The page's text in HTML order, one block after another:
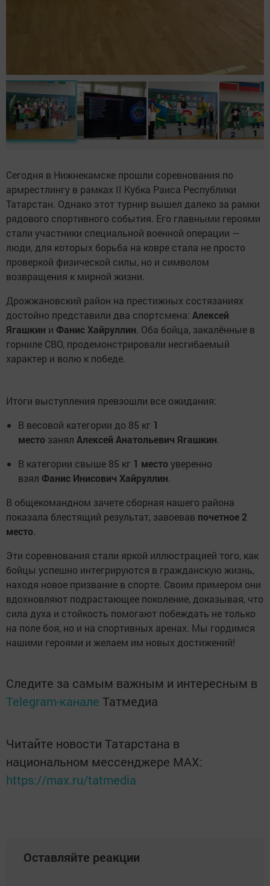
Сегодня в Нижнекамске прошли соревнования по
армрестлингу в рамках II Кубка Раиса Республики
Татарстан. Однако этот турнир вышел далеко за рамки
рядового спортивного события. Его главными героями
стали участники специальной военной операции —
люди, для которых борьба на ковре стала не просто
проверкой физической силы, но и символом
возвращения к мирной жизни.
Дрожжановский район на престижных состязаниях
достойно представили два спортсмена: Алексей
Ягашкин и Фанис Хайруллин. Оба бойца, закалённые в
горниле СВО, продемонстрировали несгибаемый
характер и волю к победе.
Итоги выступления превзошли все ожидания:
В весовой категории до 85 кг 1
место занял Алексей Анатольевич Ягашкин.
В категории свыше 85 кг 1 местоуверенно
взял Фанис Инисович Хайруллин.
В общекомандном зачете сборная нашего района
показала блестящий результат, завоевав почетное 2
место.
Эти соревнования стали яркой иллюстрацией того, как
бойцы успешно интегрируются в гражданскую жизнь,
находя новое призвание в спорте. Своим примером они
вдохновляют подрастающее поколение, доказывая, что
сила духа и стойкость помогают побеждать не только
на поле боя, но и на спортивных аренах. Мы гордимся
нашими героями и желаем им новых достижений!
Следите за самым важным и интересным в
Telegram-канале Татмедиа
Читайте новости Татарстана в
национальном мессенджере MАХ:
https://max.ru/tatmedia
Оставляйте реакции